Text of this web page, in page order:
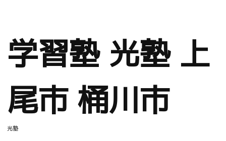
学習塾 光塾 上
尾市 桶川市
光塾